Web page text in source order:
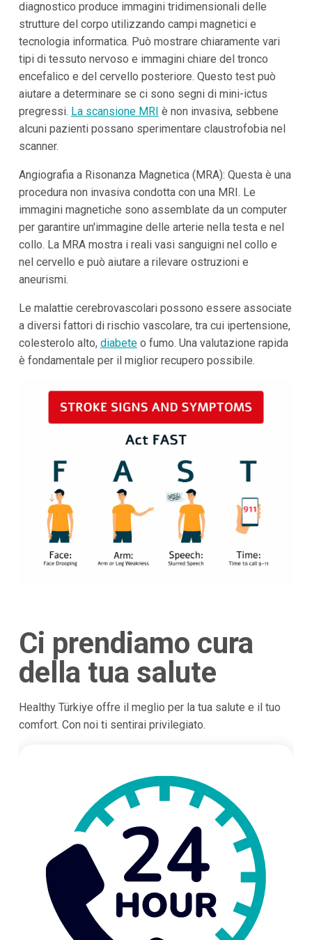
diagnostico produce immagini tridimensionali delle
strutture del corpo utilizzando campi magnetici e
tecnologia informatica. Può mostrare chiaramente vari
tipi di tessuto nervoso e immagini chiare del tronco
encefalico e del cervello posteriore. Questo test può
aiutare a determinare se ci sono segni di mini-ictus
pregressi. La scansione MRI è non invasiva, sebbene
alcuni pazienti possano sperimentare claustrofobia nel
scanner.
Angiografia a Risonanza Magnetica (MRA): Questa è una
procedura non invasiva condotta con una MRI. Le
immagini magnetiche sono assemblate da un computer
per garantire un'immagine delle arterie nella testa e nel
collo. La MRA mostra i reali vasi sanguigni nel collo e
nel cervello e può aiutare a rilevare ostruzioni e
aneurismi.
Le malattie cerebrovascolari possono essere associate
a diversi fattori di rischio vascolare, tra cui ipertensione,
colesterolo alto, diabeteo fumo. Una valutazione rapida
è fondamentale per il miglior recupero possibile.
Ci prendiamo cura
della tua salute
Healthy Türkiye offre il meglio per la tua salute e il tuo
comfort. Con noi ti sentirai privilegiato.